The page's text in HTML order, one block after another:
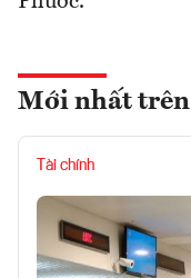
Mới nhất trên
Tài chính